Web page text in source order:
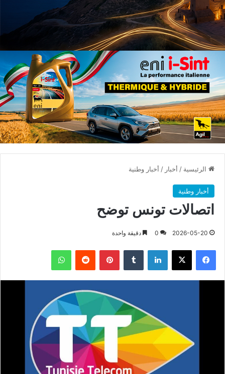
الرئيسية / أخبار / أخبار وطنية
أخبار وطنية
اتصالات تونس توضح
2026-05-20
0 دقيقة واحدة
فيسبوك X لينكدإن بينتيريست واتساب